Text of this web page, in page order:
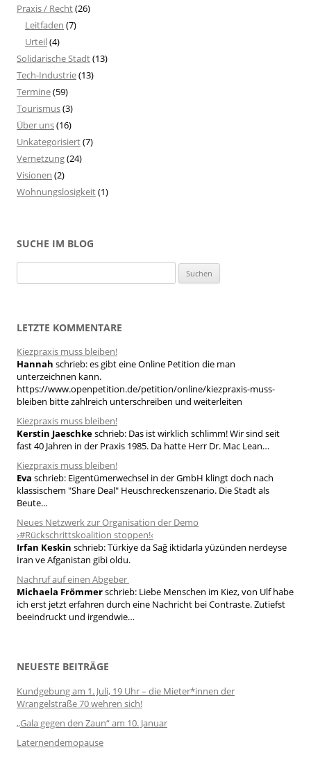
Praxis / Recht(26)
Leitfaden (7)
Urteil(4)
Solidarische Stadt(13)
Tech-Industrie(13)
Termine(59)
Tourismus(3)
Über uns(16)
Unkategorisiert(7)
Vernetzung(24)
Visionen (2)
Wohnungslosigkeit(1)
SUCHE IM BLOG
u
n
n
a
c
h
:
LETZTE KOMMENTARE
Kiezpraxis muss bleiben!
Hannah schrieb:es gibt eine Online Petition die man
unterzeichnen kann.
https://www.openpetition.de/petition/online/kiezpraxis-muss-
bleiben bitte zahlreich unterschreiben und weiterleiten
Kiezpraxis muss bleiben!
Kerstin Jaeschkeschrieb: Das ist wirklich schlimm! Wir sind seit
fast 40 Jahren in der Praxis 1985. Da hatte Herr Dr. Mac Lean…
Kiezpraxis muss bleiben!
Eva schrieb: Eigentümerwechsel in der GmbH klingt doch nach
klassischem "Share Deal" Heuschreckenszenario. Die Stadt als
Beute...
Neues Netzwerk zur Organisation der Demo
›#Rückschrittskoalition stoppen!‹
Irfan Keskin schrieb:Türkiye da Sağ iktidarla yüzünden nerdeyse
İran ve Afganistan gibi oldu.
Nachruf auf einen Abgeber
Michaela Frömmerschrieb: Liebe Menschen im Kiez, von Ulf habe
ich erst jetzt erfahren durch eine Nachricht bei Contraste. Zutiefst
beeindruckt und irgendwie…
NEUESTE BEITRÄGE
Kundgebung am 1. Juli, 19 Uhr – die Mieter*innen der
Wrangelstraße 70 wehren sich!
„Gala gegen den Zaun“ am 10. Januar
Laternendemopause